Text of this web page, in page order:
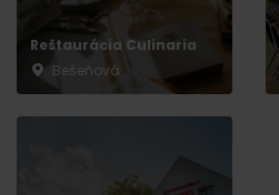
Reštaurácia Culinaria
Bešeňová